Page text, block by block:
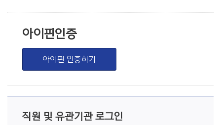
아이핀인증
아이핀 인증하기
직원 및 유관기관 로그인